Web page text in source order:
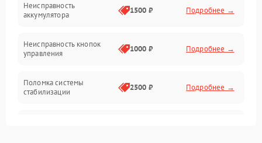
Неисправность
аккумулятора
1500 ₽ Подробнее →
Неисправность кнопок
управления
1000 ₽ Подробнее →
Поломка системы
стабилизации
2500 ₽ Подробнее →